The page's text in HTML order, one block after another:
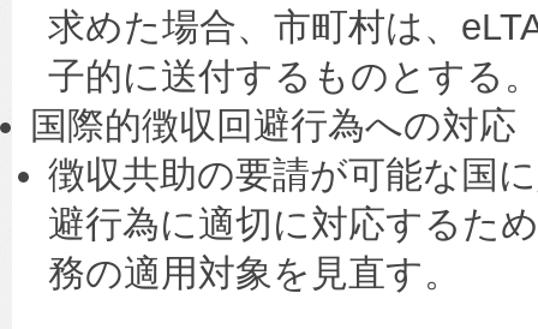
求めた場合、市町村は、
子的に送付するものとする
国際的徴収回避行為への対応
徴収共助の要請が可能な国
避行為に適切に対応するた
務の適用対象を見直す。